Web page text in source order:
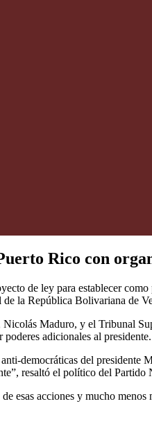
Rico con
de ley para establecer
la República Bolivariana de
Maduro, y el Tribunal
adicionales al presidente.
democráticas del presidente
resaltó el político del Partido
esas acciones y mucho